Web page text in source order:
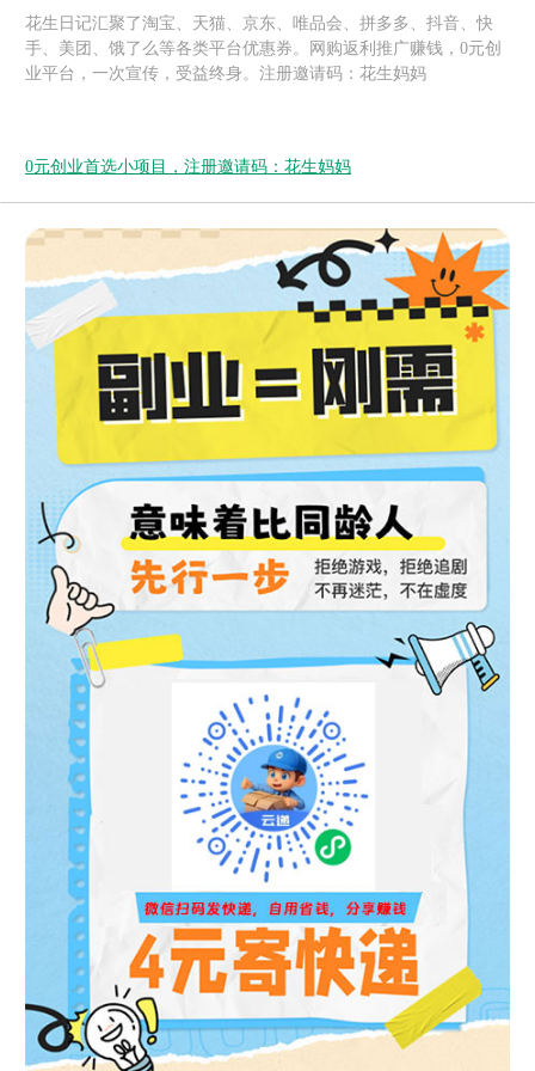
花生日记汇聚了淘宝、天猫、京东、唯品会、拼多多、抖音、快
手、美团、饿了么等各类平台优惠券。网购返利推广赚钱，0元创
业平台，一次宣传，受益终身。注册邀请码：花生妈妈
0元创业首选小项目，注册邀请码：花生妈妈